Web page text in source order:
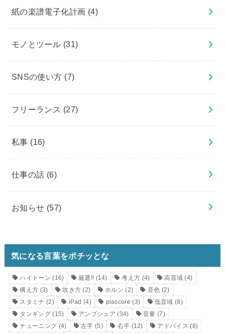
紙の楽譜電子化計画 (4)
モノとツール (31)
SNSの使い方 (7)
フリーランス (27)
私事 (16)
仕事の話 (6)
お知らせ (57)
気になる言葉をポチッとな
ハイトーン (16) 厳選!! (14) 考え方 (4) 高音域 (4)
構え方 (3) 吹き方 (2) ホルン (2) 音色 (2)
スタミナ (2) iPad (4) piascore (3) 低音域 (8)
タンギング(15) アンブシュア (34) 音量 (7)
チューニング (4) 左手 (5) 右手 (12) アドバイス (8)